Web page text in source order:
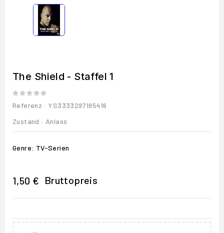
The Shield - Staffel 1
Referenz : YS3333297195416
Zustand : Anlass
Genre: TV-Serien
1,50 € Bruttopreis